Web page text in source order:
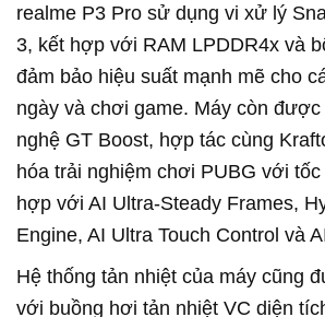
realme P3 Pro sử dụng vi xử lý
3, kết hợp với RAM LPDDR4x và
đảm bảo hiệu suất mạnh mẽ cho
ngày và chơi game. Máy còn được
nghệ GT Boost, hợp tác cùng
hóa trải nghiệm chơi PUBG với
hợp với AI Ultra-Steady Frames,
Engine, AI Ultra Touch Control và
Hệ thống tản nhiệt của máy cũng
với buồng hơi tản nhiệt VC diện